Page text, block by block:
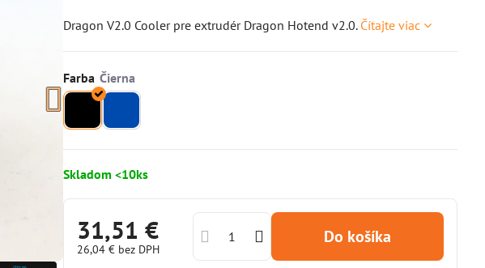
Dragon V2.0 Cooler pre extrudér Dragon Hotend v2.0. Čítajte viac
Farba
Skladom <10ks
31,51 €
26,04 € bez DPH
Do košíka